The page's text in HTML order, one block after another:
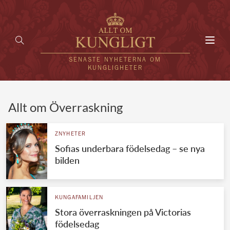
SENASTE NYHETERNA OM
KUNGLIGHETER
UTLÄNDSKT
VÄRLDENS KUNGAHUS
Svenska kungahuset
Brittiska kungahuset
REDAKTION
Allt om Överraskning
ZNYHETER
Sofias underbara födelsedag – se nya
bilden
KUNGAFAMILJEN
Stora överraskningen på Victorias
födelsedag